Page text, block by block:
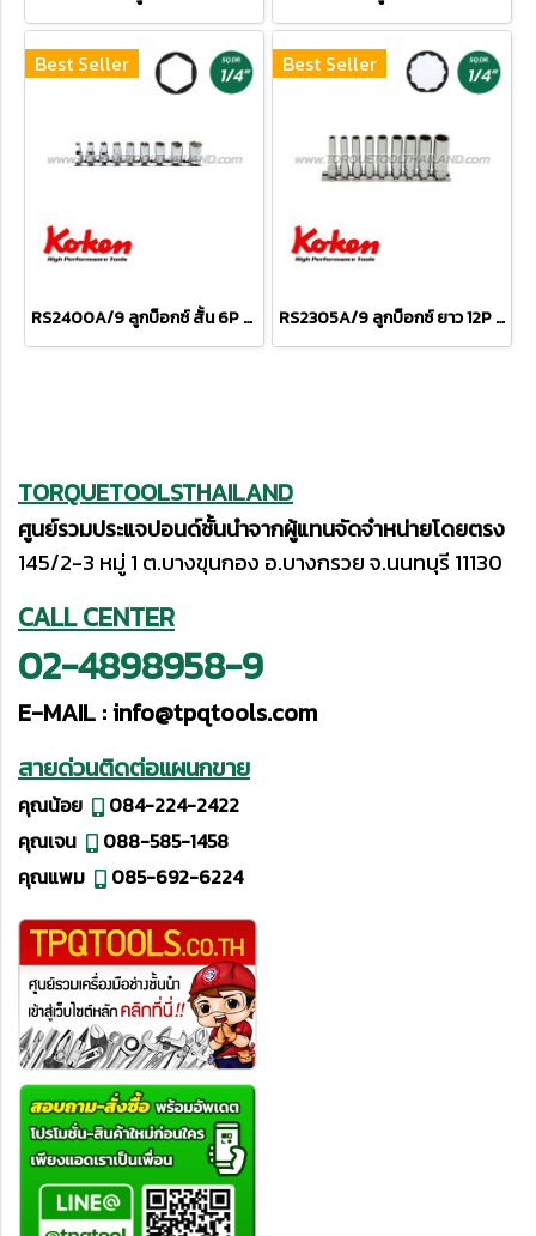
Best Seller
RS2400A/9 ลูกบ็อกซ์ สั้น 6P ชุด 9 ชิ้น (SQ.DR.1/4") Socket Set on Rail
Best Seller
RS2305A/9 ลูกบ็อกซ์ ยาว 12P ชุด 9 ชิ้น (SQ.DR.1/4") Deep Socket Set on Rail
TORQUETOOLSTHAILAND
ศูนย์รวมประแจปอนด์ชั้นนำจากผู้แทนจัดจำหน่ายโดยตรง
145/2-3 หมู่ 1 ต.บางขุนกอง อ.บางกรวย จ.นนทบุรี 11130
CALL CENTER
02-4898958-9
E-MAIL :info@tpqtools.com
สายด่วนติดต่อแผนกขาย
คุณน้อย
084-224-2422
คุณเจน
088-585-1458
คุณแพม
085-692-6224